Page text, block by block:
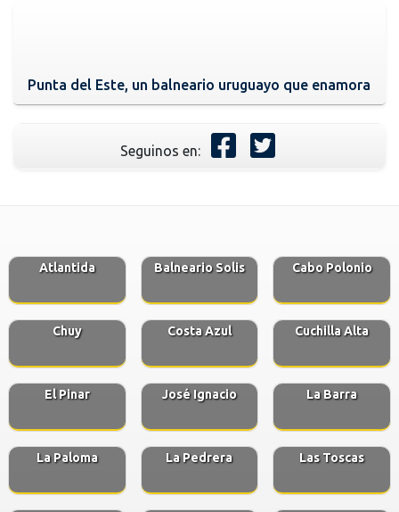
Punta del Este, un balneario uruguayo que enamora
Seguinos en:
Atlantida Balneario Solis Cabo Polonio
Chuy Costa Azul Cuchilla Alta
El Pinar José Ignacio La Barra
La Paloma La Pedrera Las Toscas